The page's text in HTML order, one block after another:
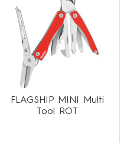
FLAGSHIP MINI Multi
Tool ROT